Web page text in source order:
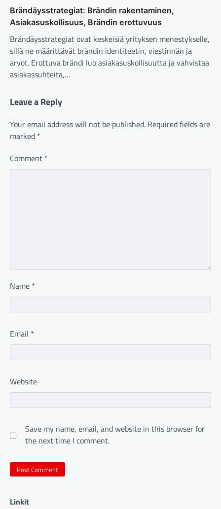
Brändäysstrategiat: Brändin rakentaminen,
Asiakasuskollisuus, Brändin erottuvuus
Brändäysstrategiat ovat keskeisiä yrityksen menestykselle,
sillä ne määrittävät brändin identiteetin, viestinnän ja
arvot. Erottuva brändi luo asiakasuskollisuutta ja vahvistaa
asiakassuhteita,…
Leave a Reply
Your email address will not be published. Required fields are
marked *
Comment *
Name *
Email *
Website
Save my name, email, and website in this browser for
the next time I comment.
Linkit